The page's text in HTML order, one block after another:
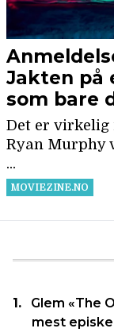
Glem «The
mest